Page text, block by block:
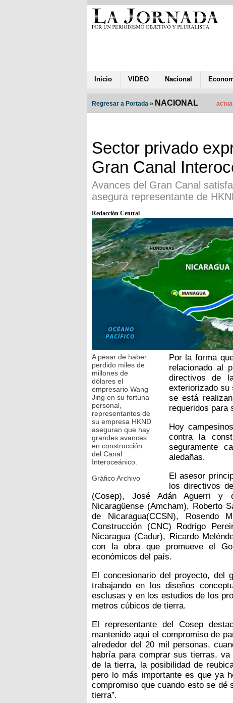
Inicio VIDEO Nacional
Regresar a Portada » NACIONAL
Sector privado
Gran Canal
Avances del Gran Canal
asegura representante de
Redacción Central
A pesar de haber
perdido miles de
millones de
dólares el
empresario Wang
Jing en su fortuna
personal,
representantes de
su empresa HKND
aseguran que hay
grandes avances
en construcción
del Canal
Interoceánico.
Gráfico Archivo
Por la forma
relacionado al
directivos de
exteriorizado su
se está
requeridos para
Hoy
contra la
seguramente
aledañas.
El asesor
los directivos
(Cosep), José Adán Aguerri y
Nicaragüense (Amcham), Roberto
de Nicaragua(CCSN), Rosendo
Construcción (CNC) Rodrigo
Nicaragua (Cadur), Ricardo
con la obra que promueve el
económicos del país.
El concesionario del proyecto, del
trabajando en los diseños
esclusas y en los estudios de los
metros cúbicos de tierra.
El representante del Cosep
mantenido aquí el compromiso de
alrededor del 20 mil personas,
habría para comprar sus tierras,
de la tierra, la posibilidad de
pero lo más importante es que ya
compromiso que cuando esto se
tierra”.